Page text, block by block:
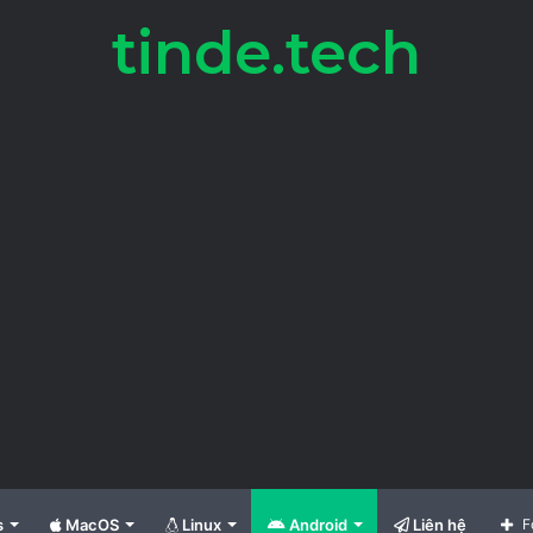
tinde.tech
MacOS Linux Android Liên hệ